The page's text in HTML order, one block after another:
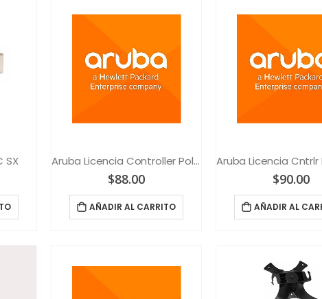
SX Aruba Licencia Controller Policy HPE Aruba
$88.00
AÑADIR AL CARRITO
$90.00
AÑADIR AL